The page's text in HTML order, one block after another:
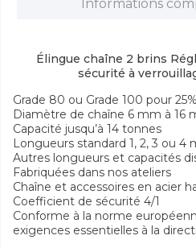
Informations
Élingue chaîne 2 brins
sécurité à
Grade 80 ou Grade 100 pour
Diamètre de chaîne 6 mm à 16
Capacité jusqu’à 14 tonnes
Longueurs standard 1, 2, 3 ou 4
Autres longueurs et capacités
Fabriquées dans nos ateliers
Chaîne et accessoires en acier
Coefficient de sécurité 4/1
Conforme à la norme
exigences essentielles à la